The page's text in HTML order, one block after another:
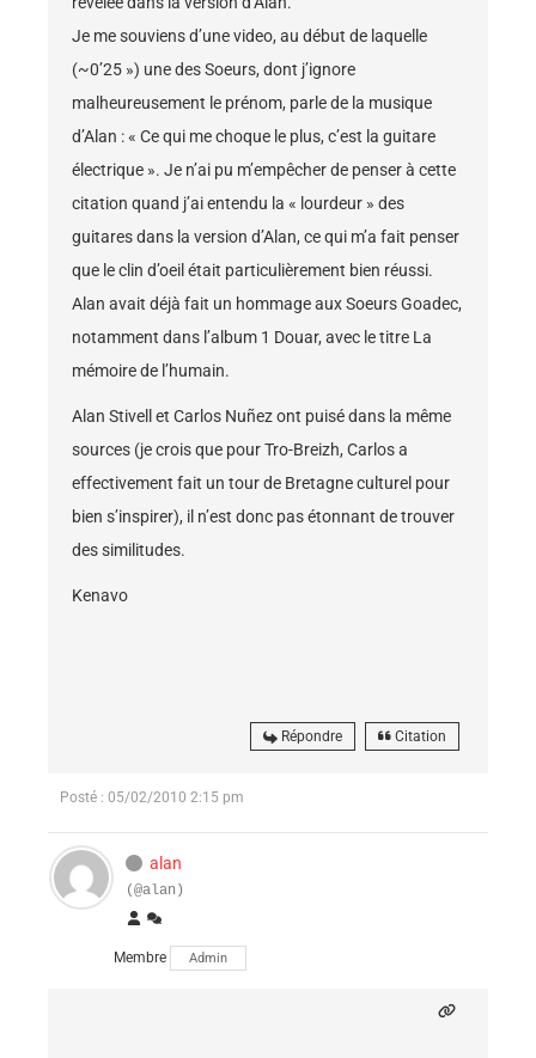
Je me souviens d’unevideo, au début de laquelle
(~0’25 ») une des Soeurs, dont j’ignore
malheureusement le prénom, parle de la musique
d’Alan : « Ce qui me choque le plus, c’est la guitare
électrique ». Je n’ai pu m’empêcher de penser à cette
citation quand j’ai entendu la « lourdeur » des
guitares dans la version d’Alan, ce qui m’a fait penser
que le clin d’oeil était particulièrement bien réussi.
Alan avait déjà fait un hommage aux Soeurs Goadec,
notamment dans l’album 1 Douar, avec le titre La
mémoire de l’humain.
Alan Stivell et Carlos Nuñez ont puisé dans la même
sources (je crois que pour Tro-Breizh, Carlos a
effectivement fait un tour de Bretagne culturel pour
bien s’inspirer), il n’est donc pas étonnant de trouver
des similitudes.
Kenavo
Répondre Citation
Posté : 05/02/2010 2:15 pm
alan
(@alan)
Membre Admin